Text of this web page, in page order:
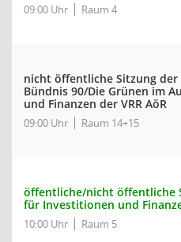
09:00 Uhr Raum 4
nicht öffentliche Sitzung
Bündnis 90/Die Grünen im
und Finanzen der VRR AöR
09:00 Uhr Raum 14+15
öffentliche/nicht öffentliche
für Investitionen und
10:00 Uhr Raum 5